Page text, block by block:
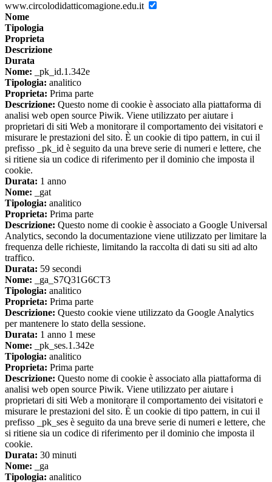
www.circolodidatticomagione.edu.it
Nome
Tipologia
Proprieta
Descrizione
Durata
Nome: _pk_id.1.342e
Tipologia: analitico
Proprieta: Prima parte
Descrizione: Questo nome di cookie è associato alla piattaforma di
analisi web open source Piwik. Viene utilizzato per aiutare i
proprietari di siti Web a monitorare il comportamento dei visitatori e
misurare le prestazioni del sito. È un cookie di tipo pattern, in cui il
prefisso _pk_id è seguito da una breve serie di numeri e lettere, che
si ritiene sia un codice di riferimento per il dominio che imposta il
cookie.
Durata: 1 anno
Nome: _gat
Tipologia: analitico
Proprieta: Prima parte
Descrizione: Questo nome di cookie è associato a Google Universal
Analytics, secondo la documentazione viene utilizzato per limitare la
frequenza delle richieste, limitando la raccolta di dati su siti ad alto
traffico.
Durata: 59 secondi
Nome: _ga_S7Q31G6CT3
Tipologia: analitico
Proprieta: Prima parte
Descrizione: Questo cookie viene utilizzato da Google Analytics
per mantenere lo stato della sessione.
Durata: 1 anno 1 mese
Nome: _pk_ses.1.342e
Tipologia: analitico
Proprieta: Prima parte
Descrizione: Questo nome di cookie è associato alla piattaforma di
analisi web open source Piwik. Viene utilizzato per aiutare i
proprietari di siti Web a monitorare il comportamento dei visitatori e
misurare le prestazioni del sito. È un cookie di tipo pattern, in cui il
prefisso _pk_ses è seguito da una breve serie di numeri e lettere, che
si ritiene sia un codice di riferimento per il dominio che imposta il
cookie.
Durata: 30 minuti
Nome: _ga
Tipologia: analitico